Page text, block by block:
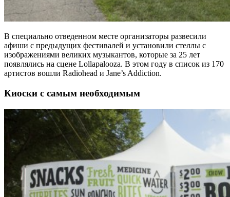
В специально отведенном месте организаторы развесили
афиши с предыдущих фестивалей и установили стеллы с
изображениями великих музыкантов, которые за 25 лет
появлялись на сцене Lollapalooza. В этом году в список из 170
артистов вошли Radiohead и Jane’s Addiction.
Киоски с самым необходимым